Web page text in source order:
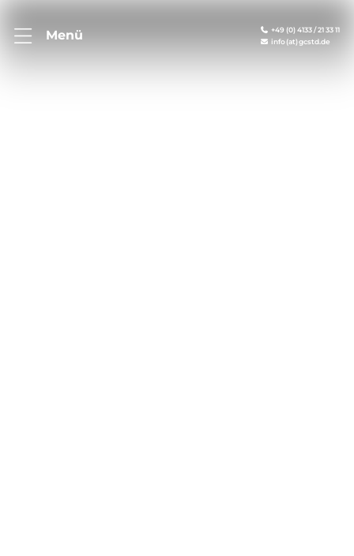
Menü
+49 (0) 4133 / 21 33 11
info (at) gcstd.de